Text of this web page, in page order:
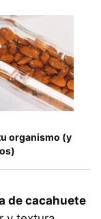
organismo (y
de cacahuete